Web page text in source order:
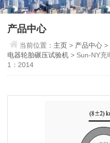
产品中心
当前位置： 主页> 产品中心 >
电器轮胎碾压试验机 > Sun-NY充
1：2014